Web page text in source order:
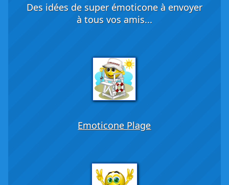
Des idées de super émoticone à envoyer
à tous vos amis...
Emoticone Plage